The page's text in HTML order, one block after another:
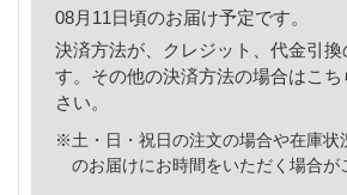
08月11日頃のお届け予定です。
決済方法が、クレジット、代金引換
す。その他の決済方法の場合はこち
さい。
※土・日・祝日の注文の場合や在庫状
のお届けにお時間をいただく場合が